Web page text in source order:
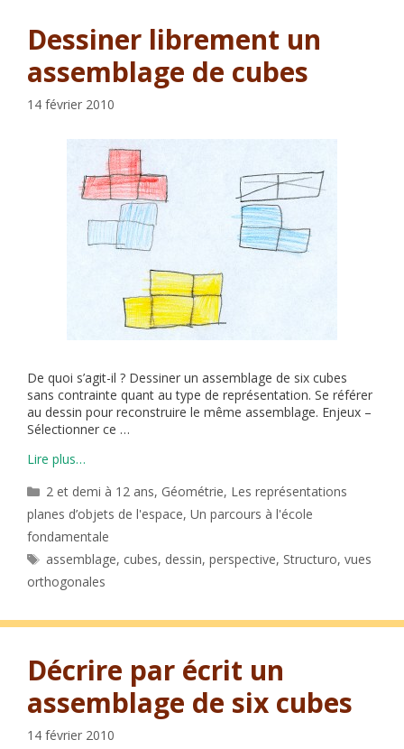
Dessiner librement un
assemblage de cubes
14 février 2010
De quoi s’agit-il ? Dessiner un assemblage de six cubes
sans contrainte quant au type de représentation. Se référer
au dessin pour reconstruire le même assemblage. Enjeux –
Sélectionner ce …
Lire plus…
Catégories
2 et demi à 12 ans, Géométrie, Les représentations
planes d’objets de l'espace, Un parcours à l'école
fondamentale
Étiquettes
assemblage, cubes, dessin,perspective, Structuro,vues
orthogonales
Décrire par écrit un
assemblage de six cubes
14 février 2010